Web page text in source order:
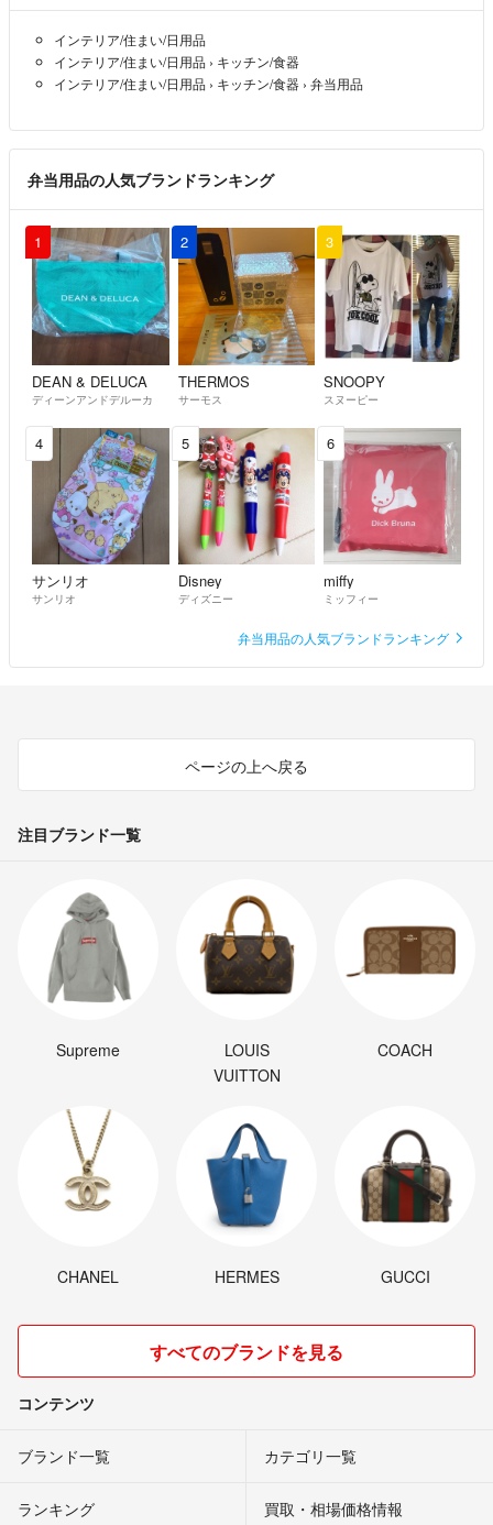
インテリア/住まい/日用品
インテリア/住まい/日用品 › キッチン/食器
インテリア/住まい/日用品 › キッチン/食器 › 弁当用品
弁当用品の人気ブランドランキング
1
DEAN & DELUCA
ディーンアンドデルーカ
2
THERMOS
サーモス
3
SNOOPY
スヌーピー
4
サンリオ
サンリオ
5
Disney
ディズニー
6
miffy
ミッフィー
弁当用品の人気ブランドランキング
ページの上へ戻る
注目ブランド一覧
Supreme
LOUIS
VUITTON
COACH
CHANEL HERMES GUCCI
すべてのブランドを見る
コンテンツ
ブランド一覧 カテゴリ一覧
ランキング 買取・相場価格情報